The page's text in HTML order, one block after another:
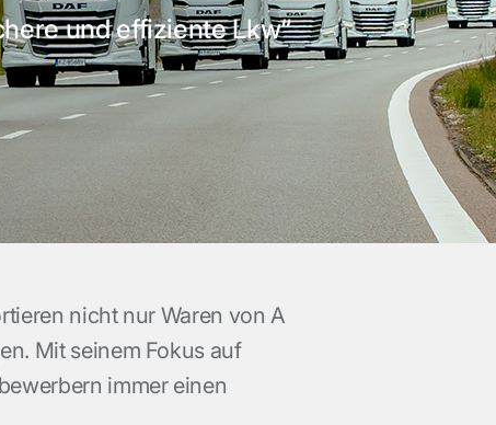
und effiziente Lkw“
nicht nur Waren von A
Mit seinem Fokus auf
immer einen